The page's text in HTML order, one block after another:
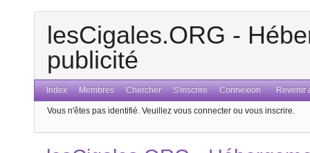
lesCigales.ORG -
publicité
Index Membres Chercher S'inscrire Connexion Revenir
Vous n'êtes pas identifié. Veuillez vous connecter ou vous inscrire.